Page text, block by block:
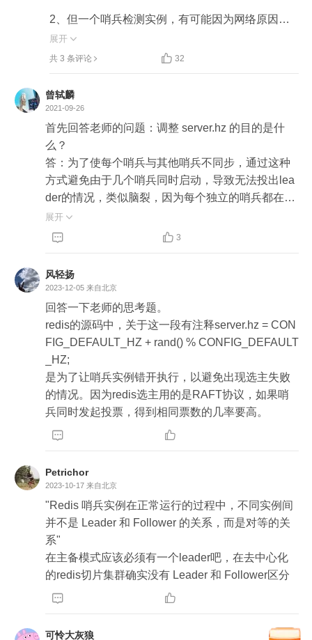
2、但一个哨兵检测实例，有可能因为网络原因导
致「误判」，所以需要「多个」哨兵共同判定
客观下线），会进入故障切换流程，切换时需要
「选举」出一个哨兵「领导者」进行操作
4、这个选举的过程，就是「分布式共识」，即多
个哨兵通过「投票」选举出一个都认可的实例当领
导者，由这个领导者发起切换，这个选举使用的算
法是 Raft 算法
心跳消息，维护 Leader 地位
息，则变为 Candidate 发起选举
3) Candidate 先给自己投一票，然后向其它节点发
送投票请求
4) Candidate 收到超过半数确认票，则提升为新的
Leader，新 Leader 给其它 Follower 发心跳消息，
维护新的 Leader 地位
5) Candidate 投票期间，收到了 Leader 心跳消
息，则自动变为 Follower
失败，会再次发起选举
6、但哨兵的选举没有按照严格按照 Raft 实现，因
为多个哨兵之间是「对等」关系，没有 Leader 和
Follower 角色，只有当 Redis 实例发生故障时，
哨兵才选举领导者进行切换，选举 Leader 的过程
是按照 Raft 算法步骤 3-6 实现的
的最后，修改 server.hz 的目的是什么？
展开 
共 3 条评论  32
曾轼麟
2021-09-26
首先回答老师的问题：调整 server.hz 的目的是什
么？
答：为了使每个哨兵与其他哨兵不同步，通过这种
方式避免由于几个哨兵同时启动，导致无法投出lea
der的情况，类似脑裂，因为每个独立的哨兵都在启
动同一时刻开始发起投票，然后一轮一轮下去都没
法投出leader。
总结：
本篇文章老师主要介绍了，redis在Raft协议上的实
现，Redis本身不是完全按照Raft协议实现的，其中
最主要的原因就是每个哨兵节点都是对等的，而Raf
t协议逻辑主要如下：
        1、在稳定系统中只有 Leader 和 Follower 两种
节点，并且 Leader 会向 Follower 发送心跳消息。
        2、如果某个Follower 在一定时间没收到Leade
r的心跳，那么他会变成Candidate 并且可以发起选
        3、Candidate 会先投自己一票，然后等待其他f
        4、如果投票结果能选出Leader则新的Leader
上位，否则再进行一轮选举。
而Redis是哨兵是对等的，所以每个哨兵都会监听当
前Redis的Leader的心跳，当前Redis的Leader如果
发生异常，哨兵会开始发起选举直到第一个Leader
被选举出来并通知每个哨兵。
由于哨兵模式是对等的，那么必然会出现一情况导
展开 
  3
风轻扬
2023-12-05 来自北京
回答一下老师的思考题。
redis的源码中，关于这一段有注释server.hz = CON
FIG_DEFAULT_HZ + rand() % CONFIG_DEFAULT
_HZ;
是为了让哨兵实例错开执行，以避免出现选主失败
的情况。因为redis选主用的是RAFT协议，如果哨
兵同时发起投票，得到相同票数的几率要高。
 
Petrichor
2023-10-17 来自北京
"Redis 哨兵实例在正常运行的过程中，不同实例间
并不是 Leader 和 Follower 的关系，而是对等的关
系"
在主备模式应该必须有一个leader吧，在去中心化
的redis切片集群确实没有 Leader 和 Follower区分
 
可怜大灰狼